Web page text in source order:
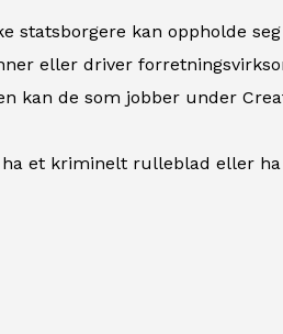
statsborgere kan oppholde
eller driver
kan de som jobber under
et kriminelt rulleblad eller